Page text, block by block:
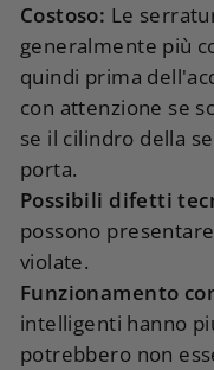
Costoso: Le
generalmente più
quindi prima
con attenzione se
se il cilindro della
porta.
Possibili difetti
possono
violate.
Funzionamento
intelligenti hanno
potrebbero non